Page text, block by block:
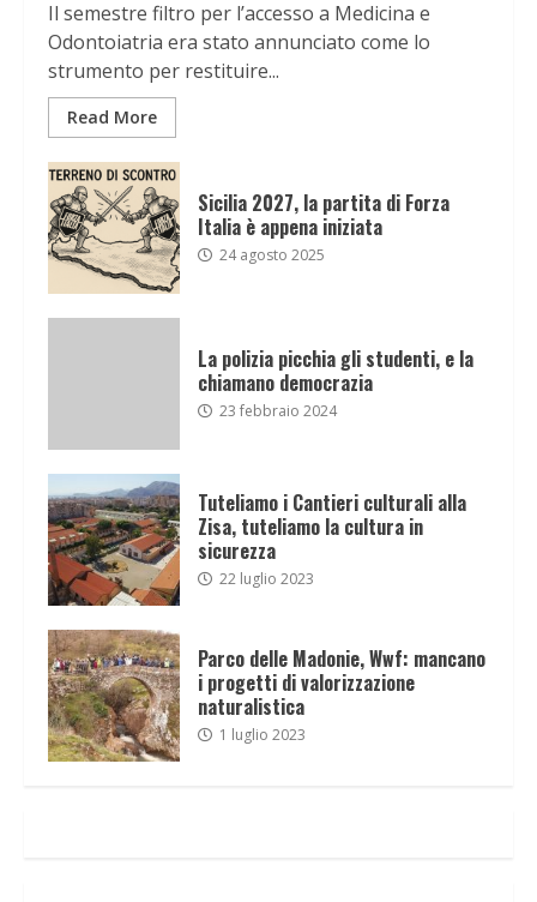
Il semestre filtro per l’accesso a Medicina e
Odontoiatria era stato annunciato come lo
strumento per restituire...
Read More
Sicilia 2027, la partita di Forza
Italia è appena iniziata
24 agosto 2025
La polizia picchia gli studenti, e la
chiamano democrazia
23 febbraio 2024
Tuteliamo i Cantieri culturali alla
Zisa, tuteliamo la cultura in
sicurezza
22 luglio 2023
Parco delle Madonie, Wwf: mancano
i progetti di valorizzazione
naturalistica
1 luglio 2023